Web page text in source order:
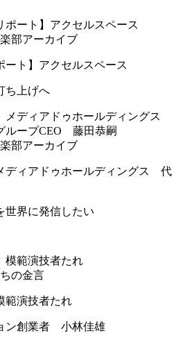
部アーカイブ
ート】アクセルスペース
ち上げへ
部アーカイブ
ディアドゥホールディングス 代
世界に発信したい
の金言
範演技者たれ
ン創業者 小林佳雄